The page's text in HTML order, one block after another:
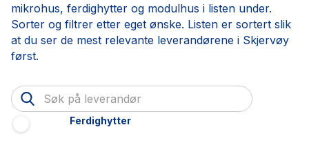
mikrohus, ferdighytter og modulhus i listen under.
Sorter og filtrer etter eget ønske. Listen er sortert slik
at du ser de mest relevante leverandørene i Skjervøy
først.
Ferdighytter